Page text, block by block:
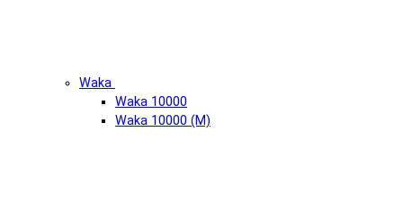
Waka
Waka 10000
Waka 10000 (М)